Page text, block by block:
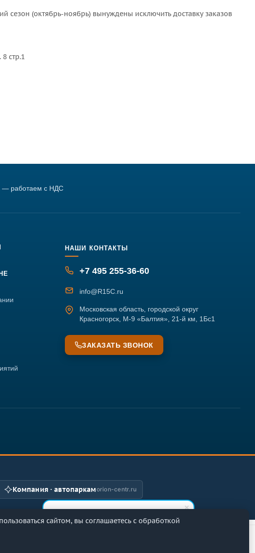
Ольга
Здравствуйте! Готова помочь вам.
сезон (октябрь-ноябрь) вынуждены исключить доставку заказов
стр.1
— работаем с НДС
НАШИ КОНТАКТЫ
+7 495 255-36-60
info@R15C.ru
Московская область, городской округ
Красногорск, М-9 «Балтия», 21-й км, 1Бс1
ЗАКАЗАТЬ ЗВОНОК
Компания · автопаркамorion-centr.ru
сайтом, вы соглашаетесь с обработкой
Будановой, д. 4, к. 1 · тел.